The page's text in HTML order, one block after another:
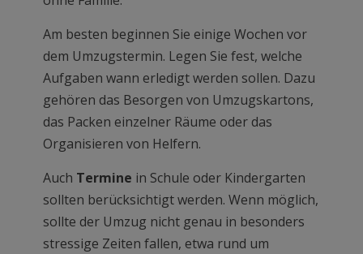
Am besten beginnen Sie einige Wochen vor
dem Umzugstermin. Legen Sie fest, welche
Aufgaben wann erledigt werden sollen. Dazu
gehören das Besorgen von Umzugskartons,
das Packen einzelner Räume oder das
Organisieren von Helfern.
Auch Termine in Schule oder Kindergarten
sollten berücksichtigt werden. Wenn möglich,
sollte der Umzug nicht genau in besonders
stressige Zeiten fallen, etwa rund um